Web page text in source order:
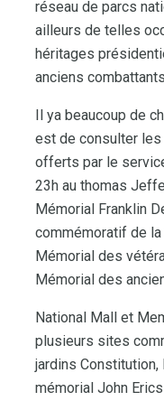
réseau de parcs
ailleurs de telles
héritages
anciens
Il ya beaucoup de
est de consulter
offerts par le
23h au thomas
Mémorial Franklin
commémoratif de la
Mémorial des
Mémorial des
National Mall et
plusieurs sites
jardins Constitution,
mémorial John